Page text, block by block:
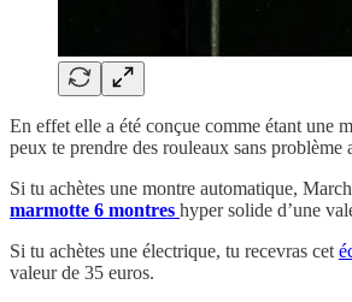
En effet elle a été conçue comme étant une
peux te prendre des rouleaux sans problème
Si tu achètes une montre automatique,
marmotte 6 montres hyper solide d’une
Si tu achètes une électrique, tu recevras cet
valeur de 35 euros.